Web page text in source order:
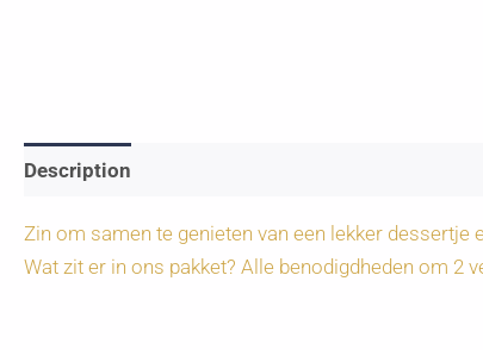
Description
Zin om samen te genieten van een lekker
Wat zit er in ons pakket? Alle benodigdheden om 2